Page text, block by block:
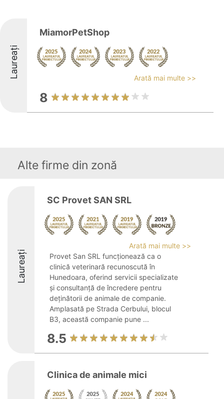
Laureați
MiamorPetShop
Arată mai multe >>
8
Alte firme din zonă
Laureați
SC Provet SAN SRL
Arată mai multe >>
Provet San SRL funcționează ca o
clinică veterinară recunoscută în
Hunedoara, oferind servicii specializate
și consultanță de încredere pentru
deținătorii de animale de companie.
Amplasată pe Strada Cerbului, blocul
B3, această companie pune ...
8.5
Clinica de animale mici